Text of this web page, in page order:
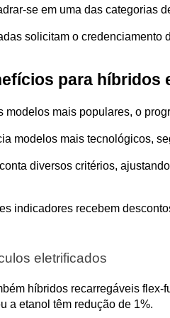
se em uma das categorias
solicitam o
para híbridos
modelos mais populares, o
modelos mais tecnológicos,
diversos critérios,
indicadores recebem
eletrificados
híbridos recarregáveis
a etanol têm redução de 1%.